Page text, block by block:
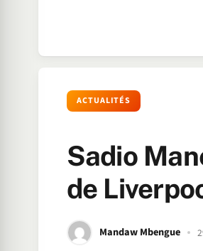
ACTUALITÉS
Sadio
de
Mandaw Mbengue